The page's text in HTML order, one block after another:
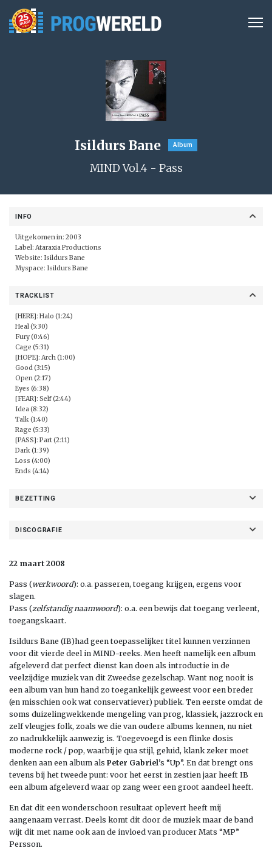
Isildurs Bane Album
MIND Vol.4 - Pass
INFO
Uitgekomen in: 2003
Label: Ataraxia Productions
Website: Isildurs Bane
Myspace: Isildurs Bane
TRACKLIST
[HERE]: Halo (1:24)
Heal (5:30)
Fury (0:46)
Cage (5:31)
[HOPE]: Arch (1:00)
Good (3:15)
Open (2:17)
Eyes (6:38)
[FEAR]: Self (2:44)
Idea (8:32)
Talk (1:40)
Rage (5:33)
[PASS]: Part (2:11)
Dark (1:39)
Loss (4:00)
Ends (4:14)
BEZETTING
DISCOGRAFIE
22 maart 2008
Pass (werkwoord): o.a. passeren, toegang krijgen, ergens voor
slagen.
Pass (zelfstandig naamwoord): o.a. een bewijs dat toegang verleent,
toegangskaart.
Isildurs Bane (IB)had geen toepasselijker titel kunnen verzinnen
voor dit vierde deel in MIND-reeks. Men heeft namelijk een album
afgeleverd dat perfect dienst kan doen als introductie in de
veelzijdige muziek van dit Zweedse gezelschap. Want nog nooit is
een album van hun hand zo toegankelijk geweest voor een breder
(en misschien ook wat conservatiever) publiek. Ten eerste omdat de
soms duizelingwekkende mengeling van prog, klassiek, jazzrock en
zelf vleugjes folk, zoals we die van oudere albums kennen, nu niet
zo nadrukkelijk aanwezig is. Toegevoegd is een flinke dosis
moderne rock / pop, waarbij je qua stijl, geluid, klank zeker moet
denken aan een album als Peter Gabriel ’s “Up”. En dat brengt ons
tevens bij het tweede punt: voor het eerst in zestien jaar heeft IB
een album afgeleverd waar op zang weer een groot aandeel heeft.
En dat dit een wonderschoon resultaat oplevert heeft mij
aangenaam verrast. Deels komt dit door de muziek maar de band
wijt dit met name ook aan de invloed van producer Mats “MP”
Persson.